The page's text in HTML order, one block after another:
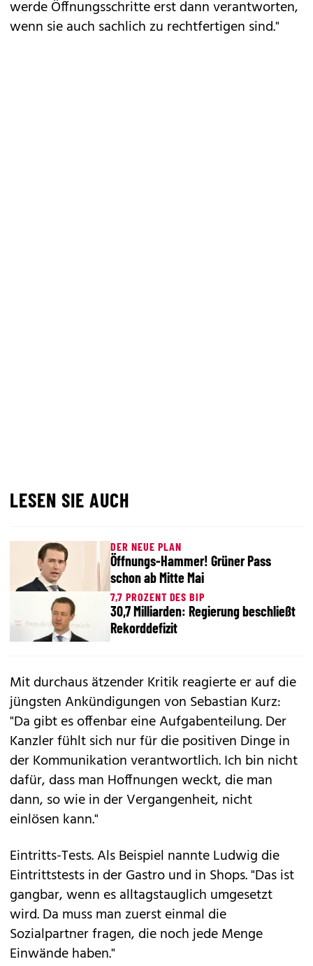
werde Öffnungsschritte erst dann verantworten,
wenn sie auch sachlich zu rechtfertigen sind."
LESEN SIE AUCH
DER NEUE PLAN
Öffnungs-Hammer! Grüner Pass
schon ab Mitte Mai
7,7 PROZENT DES BIP
30,7 Milliarden: Regierung beschließt
Rekorddefizit
Mit durchaus ätzender Kritik reagierte er auf die
jüngsten Ankündigungen von Sebastian Kurz:
"Da gibt es offenbar eine Aufgabenteilung. Der
Kanzler fühlt sich nur für die positiven Dinge in
der Kommunikation verantwortlich. Ich bin nicht
dafür, dass man Hoffnungen weckt, die man
dann, so wie in der Vergangenheit, nicht
einlösen kann."
Eintritts-Tests. Als Beispiel nannte Ludwig die
Eintrittstests in der Gastro und in Shops. "Das ist
gangbar, wenn es alltagstauglich umgesetzt
wird. Da muss man zuerst einmal die
Sozialpartner fragen, die noch jede Menge
Einwände haben."